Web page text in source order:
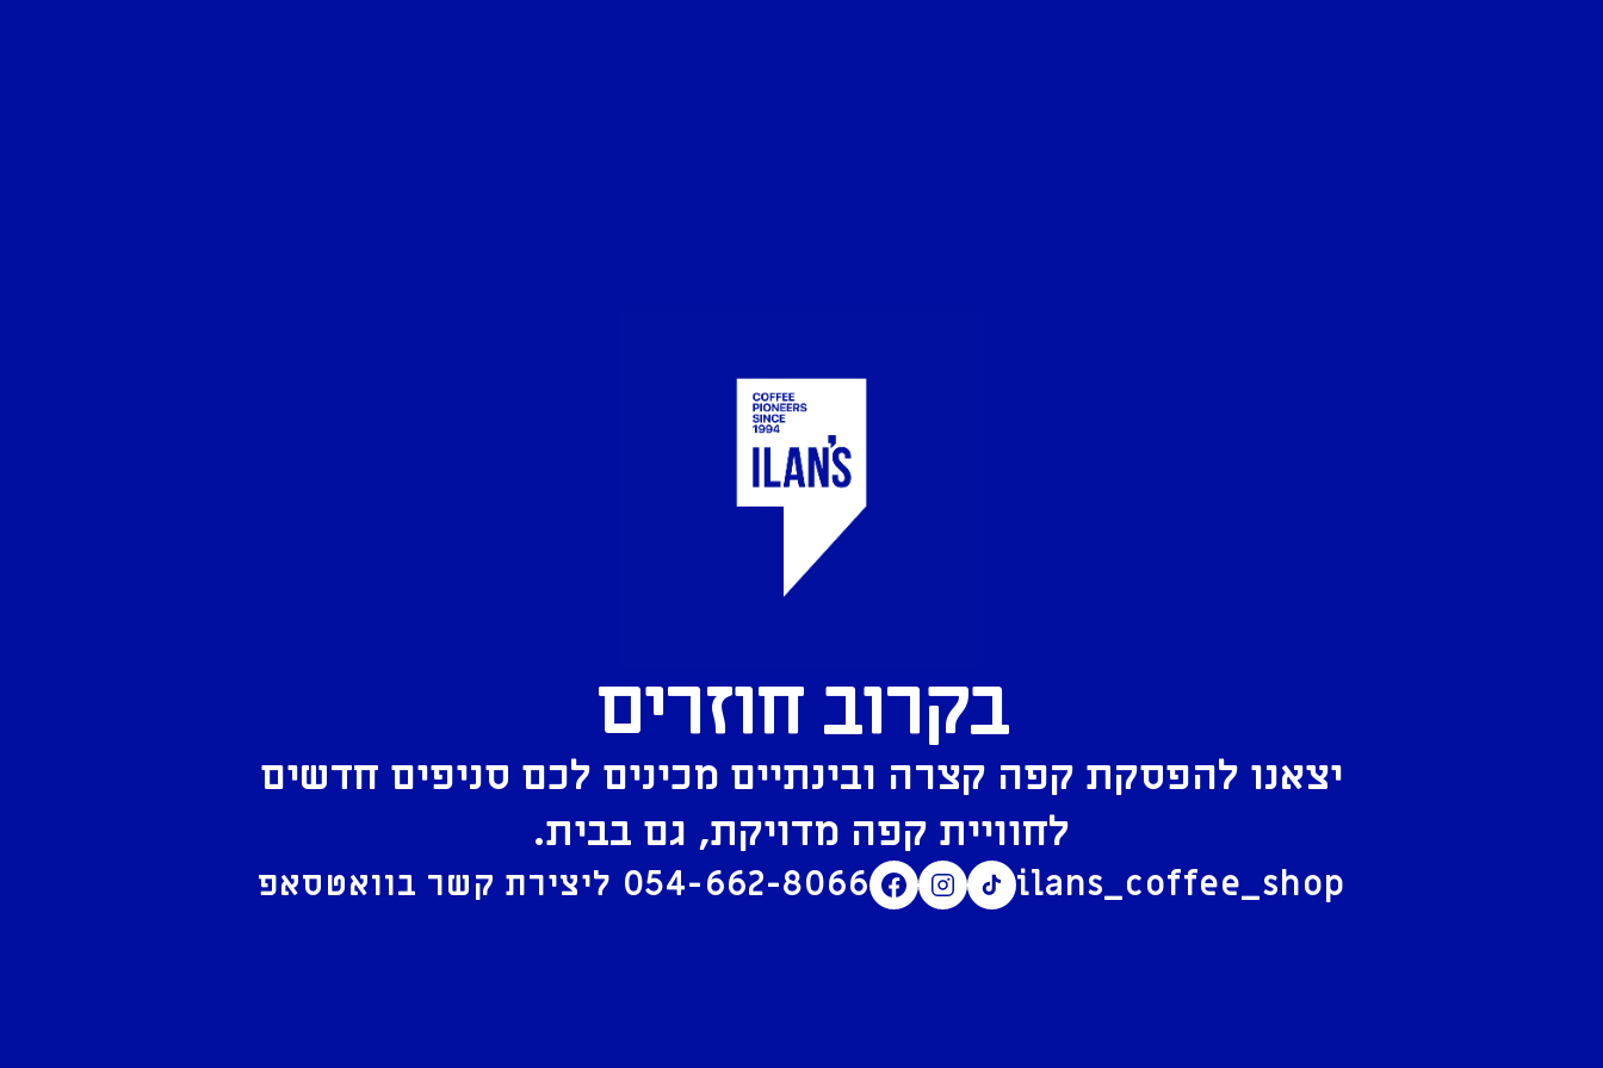
בקרוב חוזרים
יצאנו להפסקת קפה קצרה ובינתיים מכינים לכם סניפים חדשים
לחוויית קפה מדויקת, גם בבית.
054-662-8066 ilans_coffee_shop